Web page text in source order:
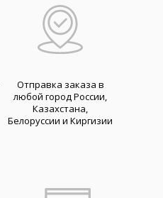
Отправка заказа в
любой город России,
Казахстана,
Белоруссии и Киргизии